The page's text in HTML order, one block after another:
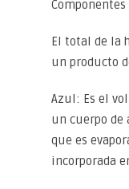
El total de la
un producto
Azul: Es el
un cuerpo de
que es
incorporada